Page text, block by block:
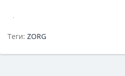
.
Теги: ZORG